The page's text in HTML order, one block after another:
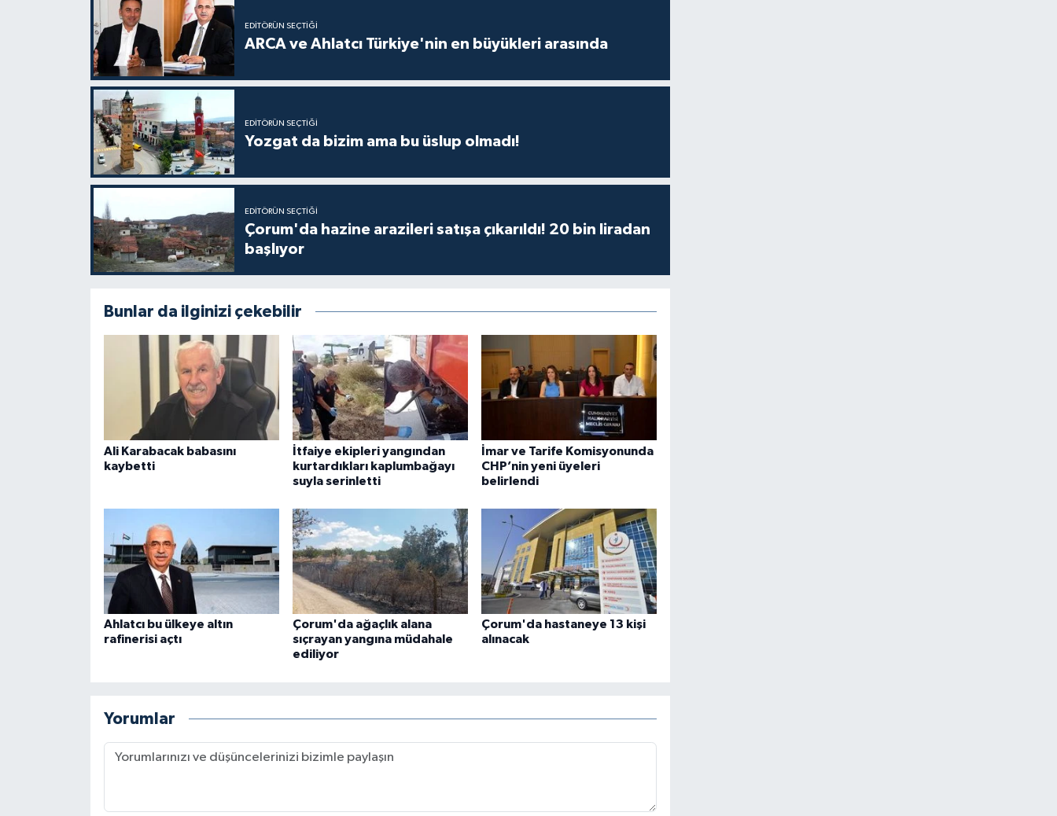
EDITÖRÜN SEÇTIĞI
ARCA ve Ahlatcı Türkiye'nin en büyükleri arasında
EDITÖRÜN SEÇTIĞI
Yozgat da bizim ama bu üslup olmadı!
EDITÖRÜN SEÇTIĞI
Çorum'da hazine arazileri satışa çıkarıldı! 20 bin liradan
başlıyor
Bunlar da ilginizi çekebilir
Ali Karabacak babasını
kaybetti
İtfaiye ekipleri yangından
kurtardıkları kaplumbağayı
suyla serinletti
İmar ve Tarife Komisyonunda
CHP’nin yeni üyeleri
belirlendi
Ahlatcı bu ülkeye altın
rafinerisi açtı
Çorum'da ağaçlık alana
sıçrayan yangına müdahale
ediliyor
Çorum'da hastaneye 13 kişi
alınacak
Yorumlar